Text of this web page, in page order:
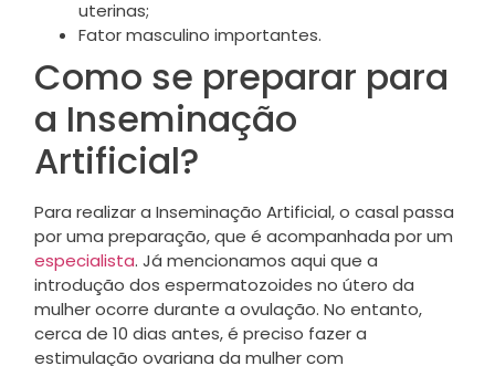
uterinas;
Fator masculino importantes.
Como se preparar para
a Inseminação
Artificial?
Para realizar a Inseminação Artificial, o casal passa
por uma preparação, que é acompanhada por um
especialista. Já mencionamos aqui que a
introdução dos espermatozoides no útero da
mulher ocorre durante a ovulação. No entanto,
cerca de 10 dias antes, é preciso fazer a
estimulação ovariana da mulher com